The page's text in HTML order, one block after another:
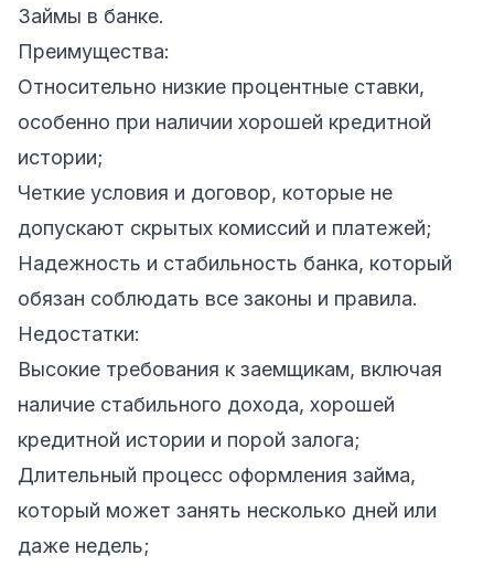
Займы в банке.
Преимущества:
Относительно низкие процентные ставки,
особенно при наличии хорошей кредитной
истории;
Четкие условия и договор, которые не
допускают скрытых комиссий и платежей;
Надежность и стабильность банка, который
обязан соблюдать все законы и правила.
Недостатки:
Высокие требования к заемщикам, включая
наличие стабильного дохода, хорошей
кредитной истории и порой залога;
Длительный процесс оформления займа,
который может занять несколько дней или
даже недель;